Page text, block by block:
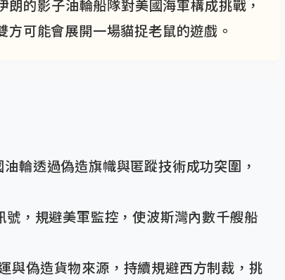
的影子油輪船隊對美國海軍構成挑戰，
可能會展開一場貓捉老鼠的遊戲。
輪透過偽造旗幟與匿蹤技術成功突圍，
，規避美軍監控，使波斯灣內數千艘船
與偽造貨物來源，持續規避西方制裁，挑